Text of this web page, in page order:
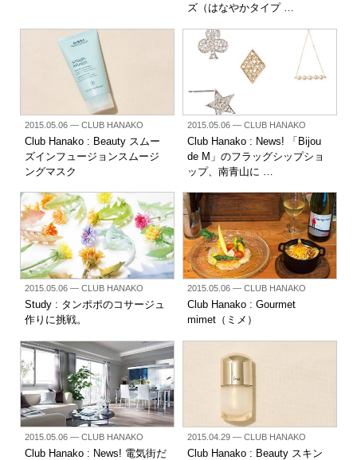
ズ（はなやかタイプ …
2015.05.06— CLUB HANAKO
Club Hanako : Beauty スムー
ズインフュージョンスムージ
ングマスク
2015.05.06— CLUB HANAKO
Club Hanako : News! 「Bijou
de M」のフラッグシップショ
ップ、南青山に …
2015.05.06— CLUB HANAKO
Study : タンポポのコサージュ
作りに挑戦。
2015.05.06— CLUB HANAKO
Club Hanako : Gourmet
mimet（ミメ）
2015.05.06— CLUB HANAKO
Club Hanako : News! 電気街だ
2015.04.29— CLUB HANAKO
Club Hanako : Beauty スキン